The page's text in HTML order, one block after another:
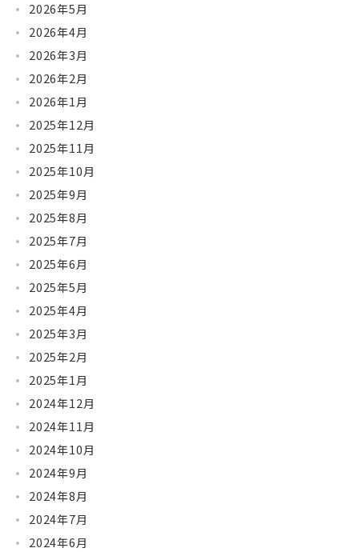
2026年5月
2026年4月
2026年3月
2026年2月
2026年1月
2025年12月
2025年11月
2025年10月
2025年9月
2025年8月
2025年7月
2025年6月
2025年5月
2025年4月
2025年3月
2025年2月
2025年1月
2024年12月
2024年11月
2024年10月
2024年9月
2024年8月
2024年7月
2024年6月